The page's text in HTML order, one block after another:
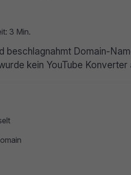
3 Min.
beschlagnahmt Domain-
kein YouTube Konverter